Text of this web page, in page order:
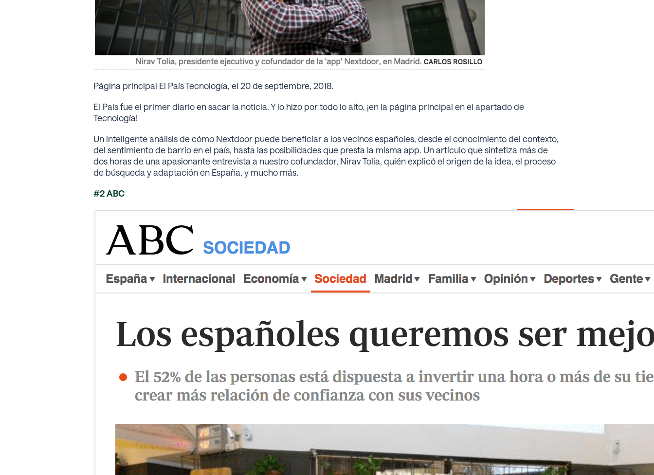
Página principal El País Tecnología, el 20 de septiembre, 2018.
El País fue el primer diario en sacar la noticia. Y lo hizo por todo lo alto, ¡en la página principal en el apartado de
Tecnología!
Un inteligente análisis de cómo Nextdoor puede beneficiar a los vecinos españoles, desde el conocimiento del contexto,
del sentimiento de barrio en el país, hasta las posibilidades que presta la misma app. Un artículo que sintetiza más de
dos horas de una apasionante entrevista a nuestro cofundador, Nirav Tolia, quién explicó el origen de la idea, el proceso
de búsqueda y adaptación en España, y mucho más.
#2 ABC